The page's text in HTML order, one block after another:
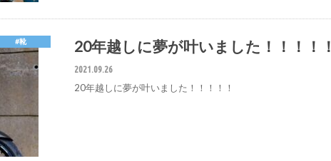
#靴 20年越しに夢が叶いました！！！！！
2021.09.26
20年越しに夢が叶いました！！！！！